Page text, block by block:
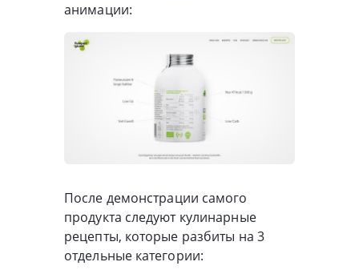
анимации:
После демонстрации самого
продукта следуют кулинарные
рецепты, которые разбиты на 3
отдельные категории: